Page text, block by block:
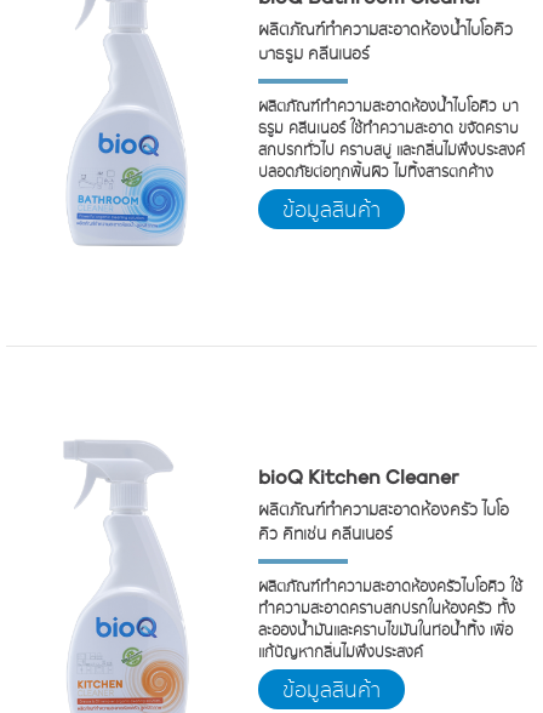
ผลิตภัณฑ์ทำความสะอาดห้องน้ำไบโอคิว
บาธรูม คลีนเนอร์
ผลิตภัณฑ์ทำความสะอาดห้องน้ำไบโอคิว บา
ธรูม คลีนเนอร์ ใช้ทำความสะอาด ขจัดคราบ
สกปรกทั่วไป คราบสบู่ และกลิ่นไม่พึงประสงค์
ปลอดภัยต่อทุกพื้นผิว ไม่ทิ้งสารตกค้าง
ข้อมูลสินค้า
bioQ Kitchen Cleaner
ผลิตภัณฑ์ทำความสะอาดห้องครัว ไบโอ
คิว คิทเช่น คลีนเนอร์
ผลิตภัณฑ์ทำความสะอาดห้องครัวไบโอคิว ใช้
ทำความสะอาดคราบสกปรกในห้องครัว ทั้ง
ละอองน้ำมันและคราบไขมันในท่อน้ำทิ้ง เพื่อ
แก้ปัญหากลิ่นไม่พึงประสงค์
ข้อมูลสินค้า